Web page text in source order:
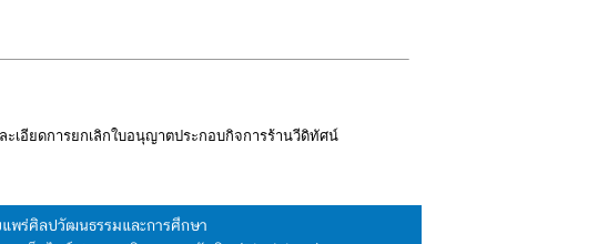
เอียดการยกเลิกใบอนุญาตประกอบกิจการร้านวีดิทัศน์
แพร่ศิลปวัฒนธรรมและการศึกษา